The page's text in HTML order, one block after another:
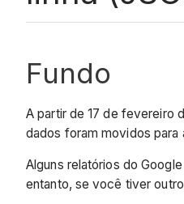
Fundo
A partir de 17 de fevereiro
dados foram movidos para
Alguns relatórios do
entanto, se você tiver